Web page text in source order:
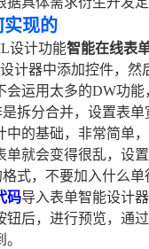
实现的
设计功能智能在线表
计器中添加控件，然
会运用太多的DW功
拆分合并，设置表
中的基础，非常简单
就会变得很乱，设
式，不要加入什么
码导入表单智能设计
钮后，进行预览，通